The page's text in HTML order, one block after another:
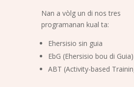
Nan a vòlg un di nos tres
programanan kual ta:
Ehersisio sin guia
EbG (Ehersisio bou di Guia)
ABT (Activity-based